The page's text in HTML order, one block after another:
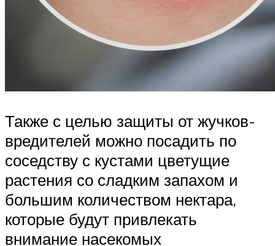
Также с целью защиты от жучков-
вредителей можно посадить по
соседству с кустами цветущие
растения со сладким запахом и
большим количеством нектара,
которые будут привлекать
внимание насекомых